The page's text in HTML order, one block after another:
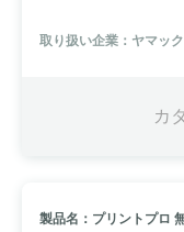
曲面や凸凹面にもフィ
にも適用できます。
取り扱い企業：ヤマッ
カ
製品名：プリントプロ